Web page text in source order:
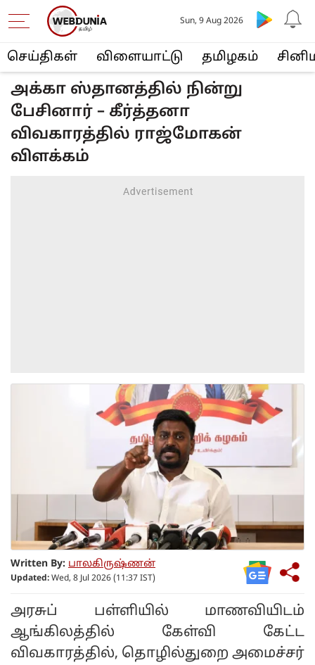
செய்திகள் விளையா‌ட்டு த‌மிழக‌ம்
Sun, 9 Aug 2026
அக்கா ஸ்தானத்தில் நின்று
பேசினார் – கீர்த்தனா
விவகாரத்தில் ராஜ்மோகன்
விளக்கம்
Written By: பாலகிருஷ்ணன்
Updated: Wed, 8 Jul 2026 (11:37 IST)
அரசுப் பள்ளியில் மாணவியிடம்
ஆங்கிலத்தில் கேள்வி கேட்ட
விவகாரத்தில், தொழில்துறை அமைச்சர்